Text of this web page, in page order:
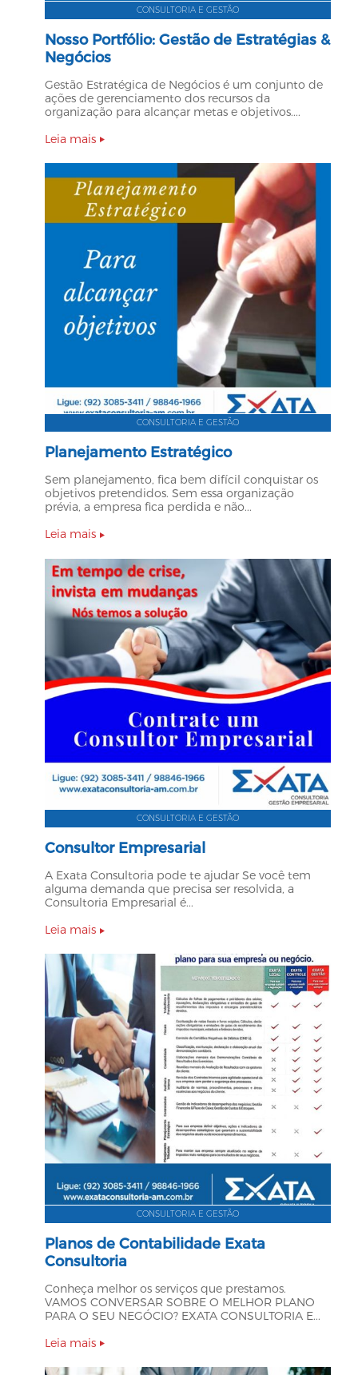
CONSULTORIA E GESTÃO
Nosso Portfólio: Gestão de Estratégias &
Negócios
Gestão Estratégica de Negócios é um conjunto de
ações de gerenciamento dos recursos da
organização para alcançar metas e objetivos....
Leia mais
CONSULTORIA E GESTÃO
Planejamento Estratégico
Sem planejamento, fica bem difícil conquistar os
objetivos pretendidos. Sem essa organização
prévia, a empresa fica perdida e não...
Leia mais
CONSULTORIA E GESTÃO
Consultor Empresarial
A Exata Consultoria pode te ajudar Se você tem
alguma demanda que precisa ser resolvida, a
Consultoria Empresarial é...
Leia mais
CONSULTORIA E GESTÃO
Planos de Contabilidade Exata
Consultoria
Conheça melhor os serviços que prestamos.
VAMOS CONVERSAR SOBRE O MELHOR PLANO
PARA O SEU NEGÓCIO? EXATA CONSULTORIA E...
Leia mais